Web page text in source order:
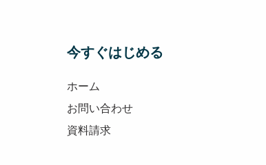
今すぐはじめる
ホーム
お問い合わせ
資料請求